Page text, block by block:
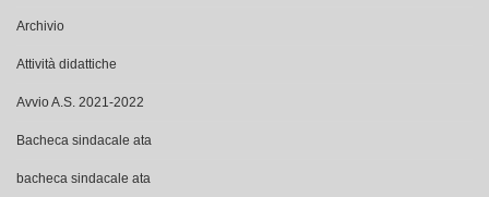
Archivio
Attività didattiche
Avvio A.S. 2021-2022
Bacheca sindacale ata
bacheca sindacale ata